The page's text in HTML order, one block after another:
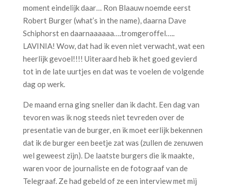
moment eindelijk daar… Ron Blaauw noemde eerst
Robert Burger (what’s in the name), daarna Dave
Schiphorst en daarnaaaaaa….tromgeroffel…..
LAVINIA! Wow, dat had ik even niet verwacht, wat een
heerlijk gevoel!!!! Uiteraard heb ik het goed gevierd
tot in de late uurtjes en dat was te voelen de volgende
dag op werk.
De maand erna ging sneller dan ik dacht. Een dag van
tevoren was ik nog steeds niet tevreden over de
presentatie van de burger, en ik moet eerlijk bekennen
dat ik de burger een beetje zat was (zullen de zenuwen
wel geweest zijn). De laatste burgers die ik maakte,
waren voor de journaliste en de fotograaf van de
Telegraaf. Ze had gebeld of ze een interview met mij